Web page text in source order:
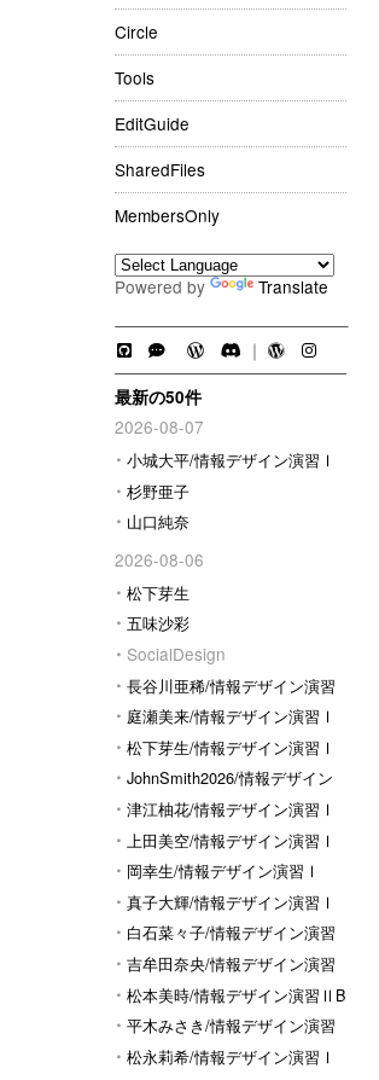
Circle
Tools
EditGuide
SharedFiles
MembersOnly
Powered by Translate
｜
最新の50件
2026-08-07
小城大平/情報デザイン演習Ⅰ
杉野亜子
山口純奈
2026-08-06
松下芽生
五味沙彩
SocialDesign
長谷川亜稀/情報デザイン演習
Ⅰ 庭瀬美来/情報デザイン演習Ⅰ
松下芽生/情報デザイン演習Ⅰ
JohnSmith2026/情報デザイン
演習I
津江柚花/情報デザイン演習Ⅰ
上田美空/情報デザイン演習Ⅰ
岡幸生/情報デザイン演習Ⅰ
真子大輝/情報デザイン演習Ⅰ
白石菜々子/情報デザイン演習
Ⅰ 吉牟田奈央/情報デザイン演習
Ⅰ 松本美時/情報デザイン演習ⅡB
平木みさき/情報デザイン演習
Ⅰ 松永莉希/情報デザイン演習Ⅰ